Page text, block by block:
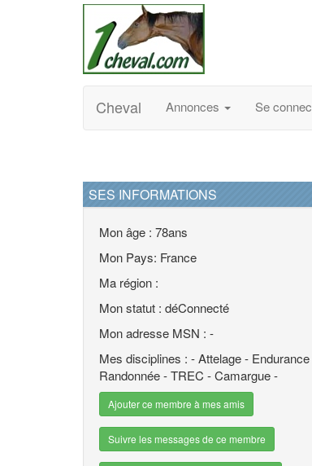
Cheval Annonces Se
SES INFORMATIONS
Mon âge : 78ans
Mon Pays: France
Ma région :
Mon statut : déConnecté
Mon adresse MSN : -
Mes disciplines : - Attelage -
Randonnée - TREC - Camargue -
Ajouter ce membre à mes amis
Suivre les messages de ce membre